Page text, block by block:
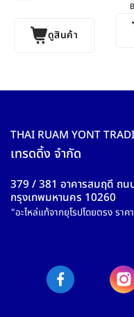
ดูสินค้า
THAI RUAM YONT
เทรดดิ้ง จำกัด
379 / 381 อาคารสมฤดี ถน
กรุงเทพมหานคร 10260
"อะไหล่แท้จากยุโรปโดยตรง รา